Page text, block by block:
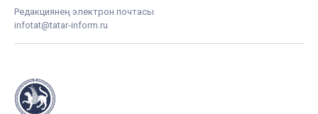
Редакциянең электрон почтасы
infotat@tatar-inform.ru